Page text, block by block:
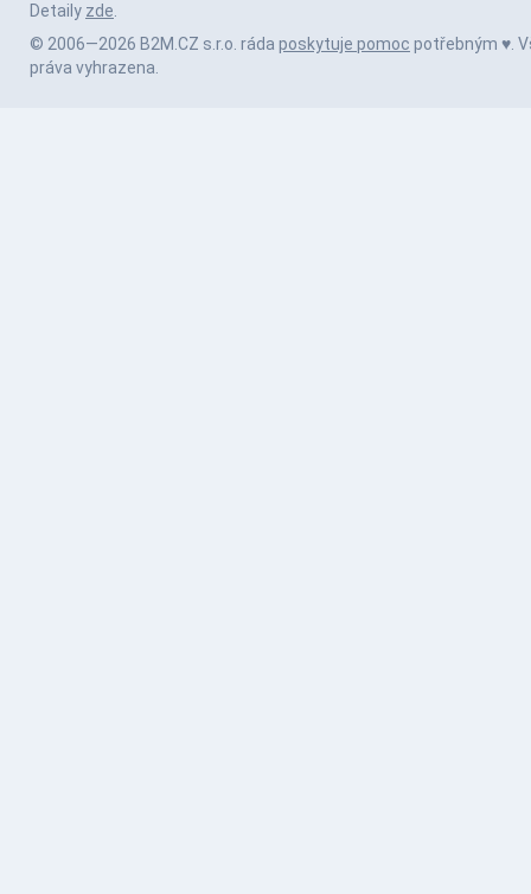
Detaily zde.
© 2006—2026 B2M.CZ s.r.o. ráda poskytuje pomoc potřebným ♥️.
práva vyhrazena.